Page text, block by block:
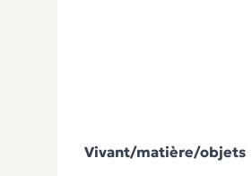
Vivant/matière/objets